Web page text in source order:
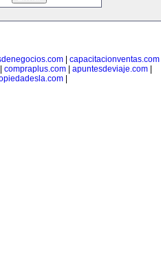
| capacitacionventas.com|
compraplus.com apuntesdeviaje.com
|